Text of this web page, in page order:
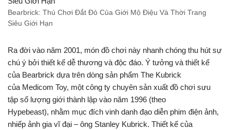
Bearbrick: Thú Chơi Đắt Đỏ Của Giới Mộ Điệu Và Thời Trang
Siêu Giới Hạn
Ra đời vào năm 2001, món đồ chơi này nhanh chóng thu hút sự
chú ý bởi thiết kế dễ thương và độc đáo. Ý tưởng và thiết kế
của Bearbrick dựa trên dòng sản phẩm The Kubrick
của Medicom Toy, một công ty chuyên sản xuất đồ chơi sưu
tập số lượng giới thành lập vào năm 1996 (theo
Hypebeast), nhằm mục đích vinh danh đạo diễn phim điện ảnh,
nhiếp ảnh gia vĩ đại – ông Stanley Kubrick. Thiết kế của